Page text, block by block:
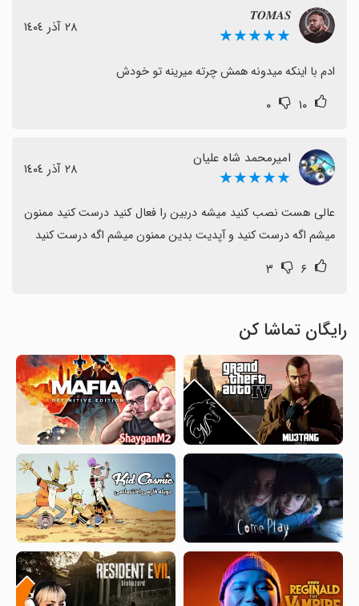
𝑻𝑶𝑴𝑨𝑺
★★★★★ ٢٨ آذر ١٤٠٤
ادم با اینکه میدونه همش چرته میرینه تو خودش
۱۰ ۰
امیرمحمد شاه علیان
★★★★★ ٢٨ آذر ١٤٠٤
میشم اگه درست کنید و آپدیت بدین ممنون میشم اگه درست کنید
۶ ۳
رایگان تماشا کن